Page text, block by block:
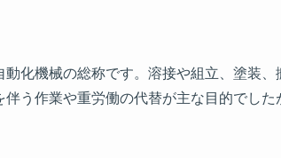
化機械の総称です。溶接や組立、塗装
う作業や重労働の代替が主な目的でし